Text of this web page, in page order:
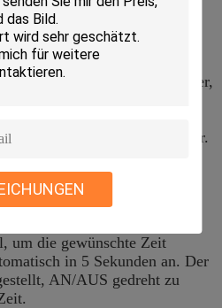
Drehzahl Schlüssels“,
unter niedriger,
Im Selbst“
automatisch
zwischen Raumtemperatur.
wird, drücken Sie ""
Zeitanfang, unter
um die gewünschte Zeit
in 5 Sekunden an. Der
AN/AUS gedreht zu